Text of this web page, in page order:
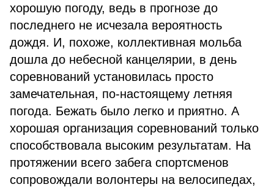
хорошую погоду, ведь в прогнозе до
последнего не исчезала вероятность
дождя. И, похоже, коллективная мольба
дошла до небесной канцелярии, в день
соревнований установилась просто
замечательная, по-настоящему летняя
погода. Бежать было легко и приятно. А
хорошая организация соревнований только
способствовала высоким результатам. На
протяжении всего забега спортсменов
сопровождали волонтеры на велосипедах,